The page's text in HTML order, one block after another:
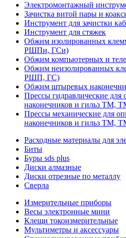
Электромонтажный
Зачистка витой пары и
Инструмент для зачистки
Инструмент для стяжек
Обжим изолированных
РШПи, ГСи)
Обжим компьютерных и
Обжим неизолированных
РШП, ГС)
Обжим штыревых
Прессы гидравлические для
наконечников и гильз
Прессы механические для
наконечников и гильз
Расходные материалы для
Биты
Буры sds plus
Диски алмазные
Диски отрезные по металлу
Сверла
Измерительные приборы
Весы электронные мини
Клещи токоизмерительные
Мультиметры и аксессуары